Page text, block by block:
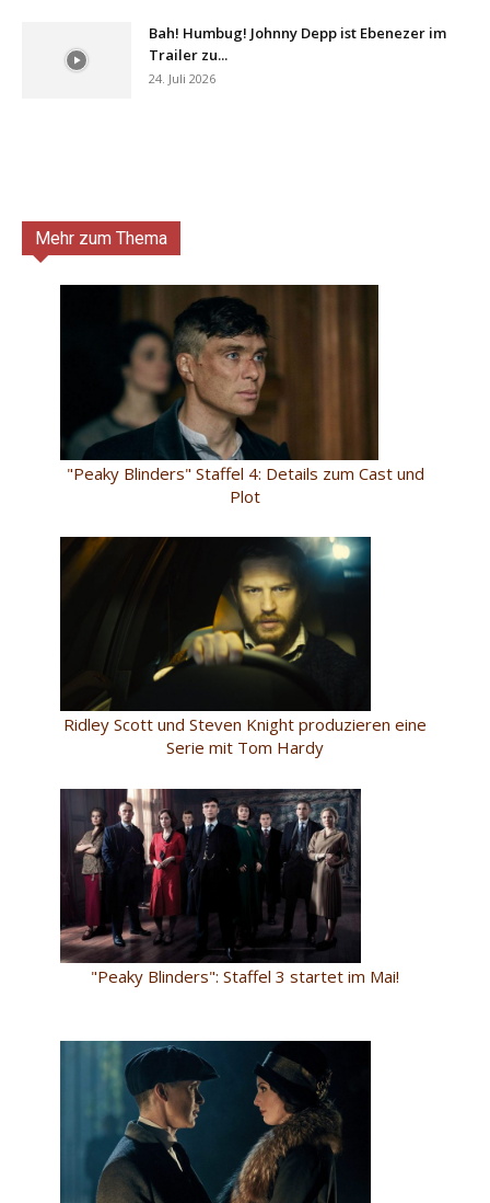
Bah! Humbug! Johnny Depp ist Ebenezer im
Trailer zu...
24. Juli 2026
Mehr zum Thema
"Peaky Blinders" Staffel 4: Details zum Cast und
Plot
Ridley Scott und Steven Knight produzieren eine
Serie mit Tom Hardy
"Peaky Blinders": Staffel 3 startet im Mai!